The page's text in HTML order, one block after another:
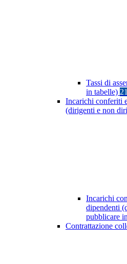
Tassi di
in tabelle) 21
Incarichi conferiti
(dirigenti e non
Incarichi
dipendenti
pubblicare
Contrattazione